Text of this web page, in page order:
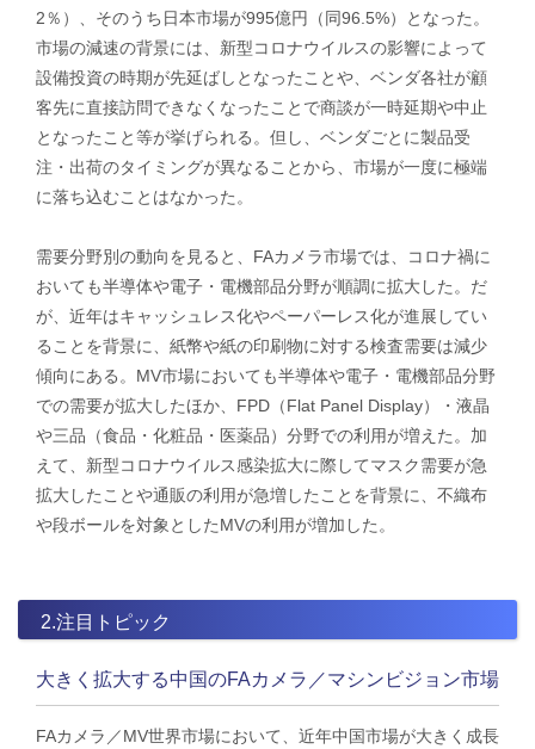
2％）、そのうち日本市場が995億円（同96.5%）となった。
市場の減速の背景には、新型コロナウイルスの影響によって
設備投資の時期が先延ばしとなったことや、ベンダ各社が顧
客先に直接訪問できなくなったことで商談が一時延期や中止
となったこと等が挙げられる。但し、ベンダごとに製品受
注・出荷のタイミングが異なることから、市場が一度に極端
に落ち込むことはなかった。
需要分野別の動向を見ると、FAカメラ市場では、コロナ禍に
おいても半導体や電子・電機部品分野が順調に拡大した。だ
が、近年はキャッシュレス化やペーパーレス化が進展してい
ることを背景に、紙幣や紙の印刷物に対する検査需要は減少
傾向にある。MV市場においても半導体や電子・電機部品分野
での需要が拡大したほか、FPD（Flat Panel Display）・液晶
や三品（食品・化粧品・医薬品）分野での利用が増えた。加
えて、新型コロナウイルス感染拡大に際してマスク需要が急
拡大したことや通販の利用が急増したことを背景に、不織布
や段ボールを対象としたMVの利用が増加した。
2.注目トピック
大きく拡大する中国のFAカメラ／マシンビジョン市場
FAカメラ／MV世界市場において、近年中国市場が大きく成長